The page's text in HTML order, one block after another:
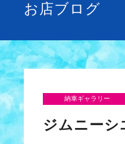
お店ブログ
納車ギャラリー
ジムニーシ